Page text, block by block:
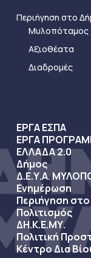
Περιήγηση στο
Μυλοπόταμος
Αξιοθέατα
Διαδρομές
ΕΡΓΑ ΕΣΠΑ
ΕΡΓΑ
ΕΛΛΑΔΑ 2.0
Δήμος
Δ.Ε.Υ.Α.
Ενημέρωση
Περιήγηση
Πολιτισμός
ΔΗ.Κ.Ε.ΜΥ.
Πολιτική
Κέντρο Δια